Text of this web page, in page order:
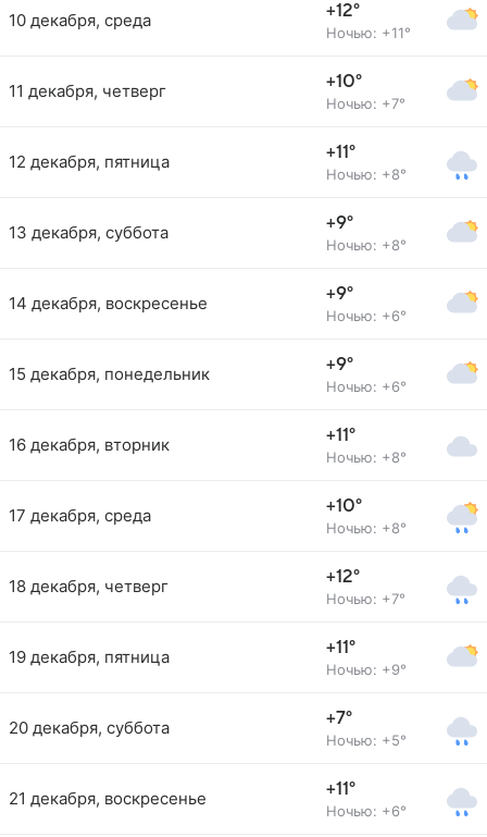
10 декабря, среда +12°
Ночью: +11°
11 декабря, четверг +10°
Ночью: +7°
12 декабря, пятница +11°
Ночью: +8°
13 декабря, суббота +9°
Ночью: +8°
14 декабря, воскресенье +9°
Ночью: +6°
15 декабря, понедельник +9°
Ночью: +6°
16 декабря, вторник +11°
Ночью: +8°
17 декабря, среда +10°
Ночью: +8°
18 декабря, четверг +12°
Ночью: +7°
19 декабря, пятница +11°
Ночью: +9°
20 декабря, суббота +7°
Ночью: +5°
21 декабря, воскресенье +11°
Ночью: +6°